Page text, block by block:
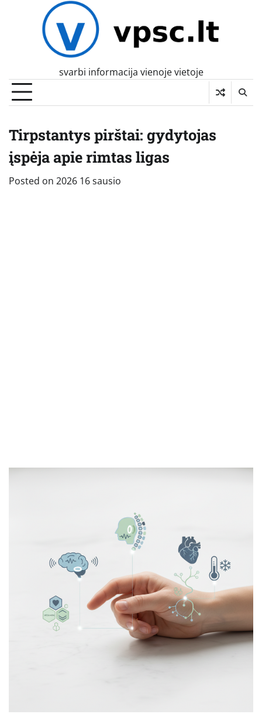
svarbi informacija vienoje vietoje
Tirpstantys pirštai: gydytojas
įspėja apie rimtas ligas
Posted on 2026 16 sausio